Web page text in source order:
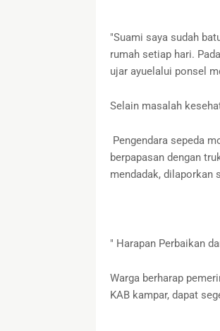
​"Suami saya sudah
rumah setiap hari.
ujar ayuelalui ponsel
​Selain masalah
Pengendara sepeda
berpapasan dengan
mendadak, dilaporkan
" Harapan Perbaikan
​Warga berharap
KAB kampar, dapat